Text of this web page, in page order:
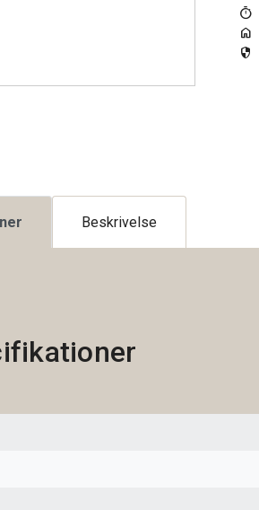
timer
home
security
Beskrivelse